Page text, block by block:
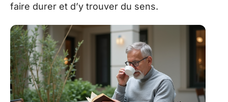
faire durer et d’y trouver du sens.